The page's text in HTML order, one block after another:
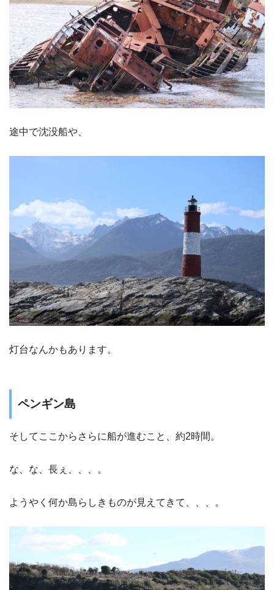
途中で沈没船や、
灯台なんかもあります。
ペンギン島
そしてここからさらに船が進むこと、約2時間。
な、な、長ぇ、、、。
ようやく何か島らしきものが見えてきて、、、。